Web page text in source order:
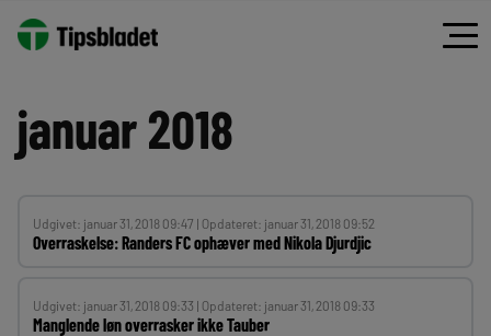
januar 2018
Udgivet: januar 31, 2018 09:47 | Opdateret: januar 31, 2018 09:52
Overraskelse: Randers FC ophæver med Nikola Djurdjic
Udgivet: januar 31, 2018 09:33 | Opdateret: januar 31, 2018 09:33
Manglende løn overrasker ikke Tauber